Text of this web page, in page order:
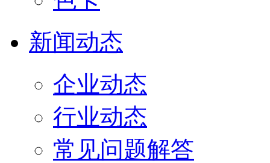
新闻动态
企业动态
行业动态
常见问题解答